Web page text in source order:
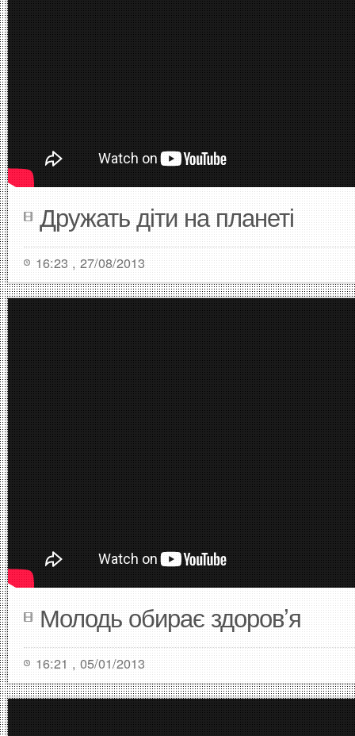
Дружать діти на планеті
16:23 , 27/08/2013
Молодь обирає здоров’я
16:21 , 05/01/2013